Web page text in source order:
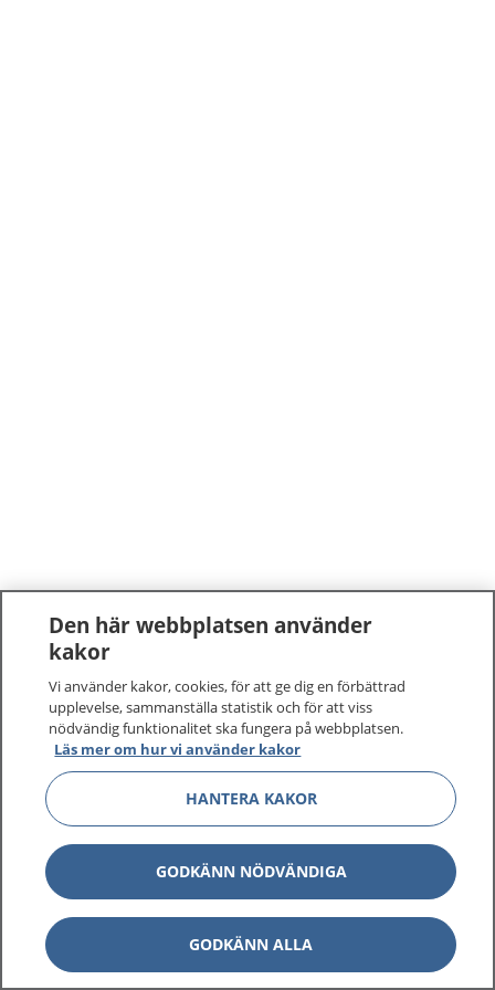
Den här webbplatsen använder
kakor
Vi använder kakor, cookies, för att ge dig en förbättrad
upplevelse, sammanställa statistik och för att viss
nödvändig funktionalitet ska fungera på webbplatsen.
Läs mer om hur vi använder kakor
HANTERA KAKOR
GODKÄNN NÖDVÄNDIGA
GODKÄNN ALLA